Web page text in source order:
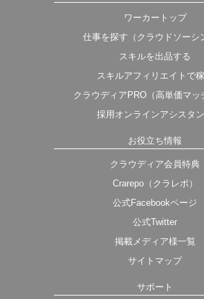
ワーカートップ
仕事を探す（クラウドソーシ
スキルを出品する
スキルアフィリエイトで
クラウディアPRO（高単価マッ
採用オンラインアシスタ
お役立ち情報
クラウディア会員特典
Crarepo（クラレポ）
公式Facebookページ
公式Twitter
掲載メディア様一覧
サイトマップ
サポート